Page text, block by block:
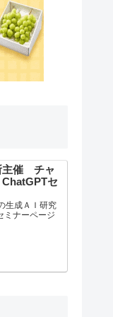
主催 チャ
セ
生成ＡＩ研究
ナーページ